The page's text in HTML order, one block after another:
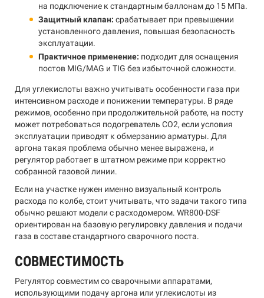
на подключение к стандартным баллонам до 15 МПа.
Защитный клапан: срабатывает при превышении
установленного давления, повышая безопасность
эксплуатации.
Практичное применение: подходит для оснащения
постов MIG/MAG и TIG без избыточной сложности.
Для углекислоты важно учитывать особенности газа при
интенсивном расходе и понижении температуры. В ряде
режимов, особенно при продолжительной работе, на посту
может потребоваться подогреватель CO2, если условия
эксплуатации приводят к обмерзанию арматуры. Для
аргона такая проблема обычно менее выражена, и
регулятор работает в штатном режиме при корректно
собранной газовой линии.
Если на участке нужен именно визуальный контроль
расхода по колбе, стоит учитывать, что задачи такого типа
обычно решают модели с расходомером. WR800-DSF
ориентирован на базовую регулировку давления и подачи
газа в составе стандартного сварочного поста.
СОВМЕСТИМОСТЬ
Регулятор совместим со сварочными аппаратами,
использующими подачу аргона или углекислоты из